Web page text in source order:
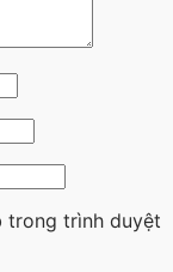
trong trình duyệt